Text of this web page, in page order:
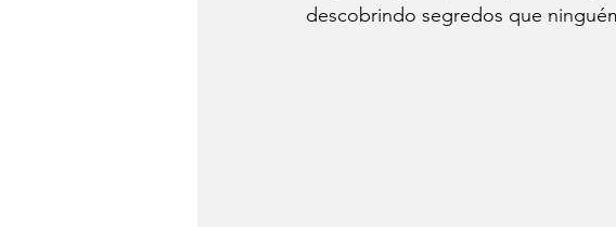
descobrindo segredos que